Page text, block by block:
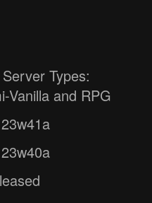
Types:
Vanilla and RPG